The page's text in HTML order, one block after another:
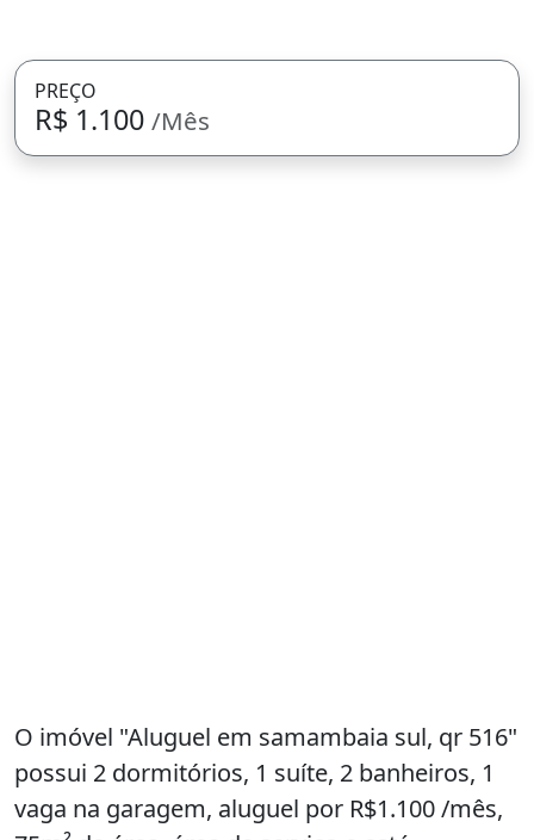
PREÇO
R$ 1.100 /Mês
O imóvel "Aluguel em samambaia sul, qr 516"
possui 2 dormitórios, 1 suíte, 2 banheiros, 1
vaga na garagem, aluguel por R$1.100 /mês,